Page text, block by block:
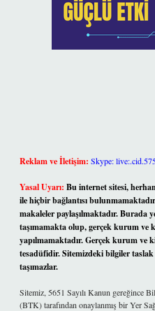
Reklam ve İletişim: Skype:
Yasal Uyarı: Bu internet sitesi,
ile hiçbir bağlantısı
makaleler paylaşılmaktadır. Burada
taşımamakta olup, gerçek kurum ve
yapılmamaktadır. Gerçek kurum ve
tesadüfidir. Sitemizdeki bilgiler
taşımazlar.
Sitemiz, 5651 Sayılı Kanun gereğince
(BTK) tarafından onaylanmış bir Yer